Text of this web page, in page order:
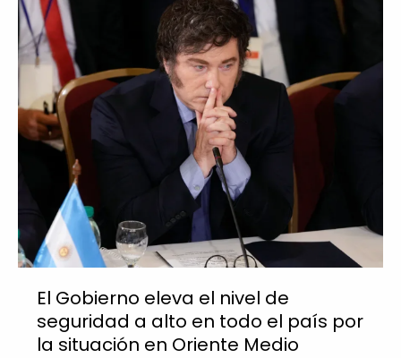
El Gobierno eleva el nivel de
seguridad a alto en todo el país por
la situación en Oriente Medio